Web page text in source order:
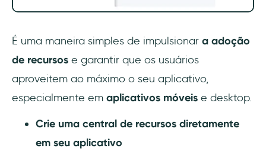
É uma maneira simples de impulsionar a adoção
de recursos e garantir que os usuários
aproveitem ao máximo o seu aplicativo,
especialmente em aplicativos móveis e desktop.
Crie uma central de recursos diretamente
em seu aplicativo